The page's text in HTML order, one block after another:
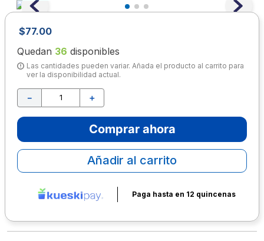
$77.00
Quedan 36 disponibles
Las cantidades pueden variar. Añada el producto al carrito para
ver la disponibilidad actual.
＋
－
Comprar ahora
Añadir al carrito
Paga hasta en 12 quincenas
7.
escritorio
8.
sacapuntas
9.
lapiz
escolar